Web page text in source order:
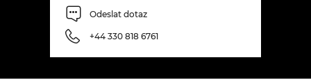
Odeslat dotaz
+44 330 818 6761